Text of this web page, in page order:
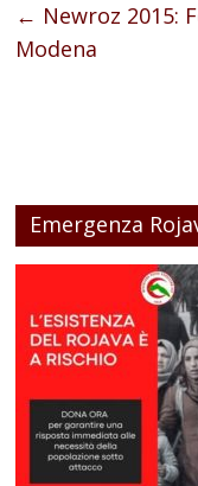
← Newroz 2015:
Modena
Emergenza